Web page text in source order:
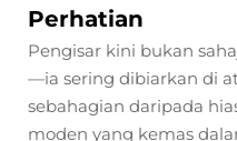
Perhatian
Pengisar kini bukan
—ia sering dibiarkan di
sebahagian daripada
moden yang kemas